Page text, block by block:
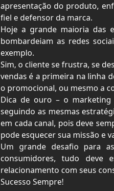
apresentação do produto,
fiel e defensor da marca.
Hoje a grande maioria das
bombardeiam as redes
exemplo.
Sim, o cliente se frustra, se
vendas é a primeira na linha
o promocional, ou mesmo a
Dica de ouro – o
seguindo as mesmas
em cada canal, pois deve
pode esquecer sua missão e
Um grande desafio para
consumidores, tudo
relacionamento com seus
Sucesso Sempre!